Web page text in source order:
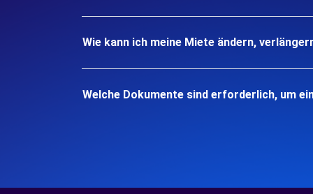
Wie kann ich meine Miete ändern,
Welche Dokumente sind erforderlich, um